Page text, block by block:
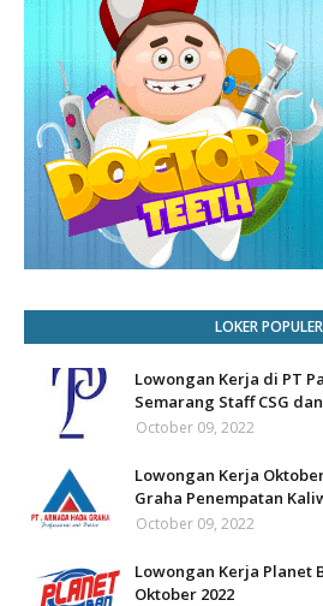
LOKER POPULER
Lowongan Kerja di PT
Semarang Staff CSG
October 09, 2022
Lowongan Kerja
Graha Penempatan
October 09, 2022
Lowongan Kerja Planet
Oktober 2022